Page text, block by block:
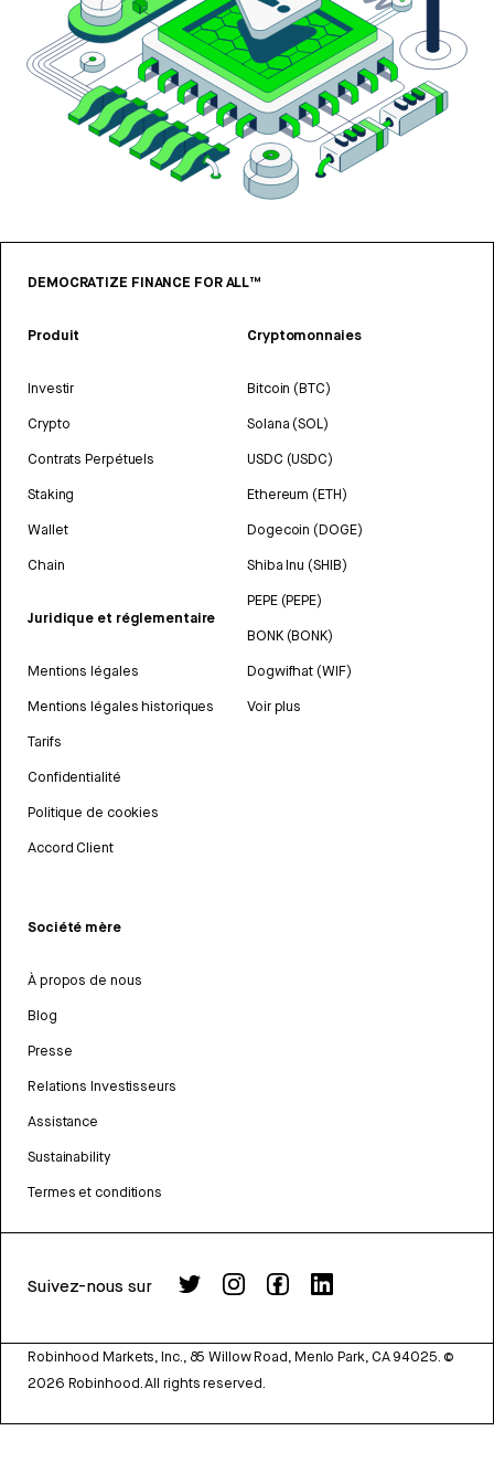
DEMOCRATIZE FINANCE FOR ALL™
Produit
Investir
Crypto
Contrats Perpétuels
Staking
Wallet
Chain
Juridique et réglementaire
Mentions légales
Mentions légales historiques
Tarifs
Confidentialité
Politique de cookies
Accord Client
Cryptomonnaies
Bitcoin (BTC)
Solana (SOL)
USDC (USDC)
Ethereum (ETH)
Dogecoin (DOGE)
Shiba Inu (SHIB)
PEPE (PEPE)
BONK (BONK)
Dogwifhat (WIF)
Voir plus
Société mère
À propos de nous
Blog
Presse
Relations Investisseurs
Assistance
Sustainability
Termes et conditions
Suivez-nous sur
Robinhood Markets, Inc., 85 Willow Road, Menlo Park, CA 94025. ©
2026 Robinhood. All rights reserved.